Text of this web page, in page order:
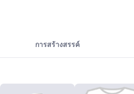
การสร้างสรรค์